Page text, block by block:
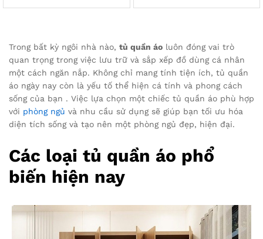
Trong bất kỳ ngôi nhà nào, tủ quần áo luôn đóng vai trò
quan trọng trong việc lưu trữ và sắp xếp đồ dùng cá nhân
một cách ngăn nắp. Không chỉ mang tính tiện ích, tủ quần
áo ngày nay còn là yếu tố thể hiện cá tính và phong cách
sống của bạn . Việc lựa chọn một chiếc tủ quần áo phù hợp
với phòng ngủ và nhu cầu sử dụng sẽ giúp bạn tối ưu hóa
diện tích sống và tạo nên một phòng ngủ đẹp, hiện đại.
Các loại tủ quần áo phổ
biến hiện nay